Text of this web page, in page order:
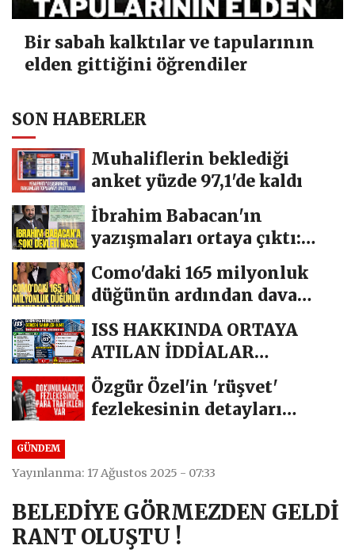
Bir sabah kalktılar ve tapularının
elden gittiğini öğrendiler
SON HABERLER
Muhaliflerin beklediği
anket yüzde 97,1'de kaldı
İbrahim Babacan'ın
yazışmaları ortaya çıktı:
Devleti nasıl...
Como'daki 165 milyonluk
düğünün ardından dava
ISS HAKKINDA ORTAYA
ATILAN İDDİALAR
TARTIŞILIYOR. ORTADA BİR
MİLLİ...
Özgür Özel'in 'rüşvet'
fezlekesinin detayları
GÜNDEM
Yayınlanma: 17 Ağustos 2025 - 07:33
BELEDİYE GÖRMEZDEN GELDİ
RANT OLUŞTU !